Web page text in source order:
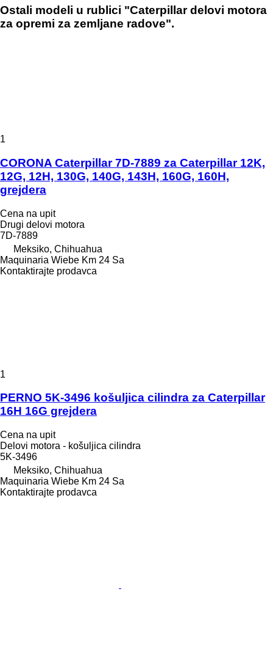
Ostali modeli u rublici "Caterpillar delovi motora
za opremi za zemljane radove".
1
CORONA Caterpillar 7D-7889 za Caterpillar 12K,
12G, 12H, 130G, 140G, 143H, 160G, 160H,
grejdera
Cena na upit
Drugi delovi motora
7D-7889
Meksiko, Chihuahua
Maquinaria Wiebe Km 24 Sa
Kontaktirajte prodavca
1
PERNO 5K-3496 košuljica cilindra za Caterpillar
16H 16G grejdera
Cena na upit
Delovi motora - košuljica cilindra
5K-3496
Meksiko, Chihuahua
Maquinaria Wiebe Km 24 Sa
Kontaktirajte prodavca